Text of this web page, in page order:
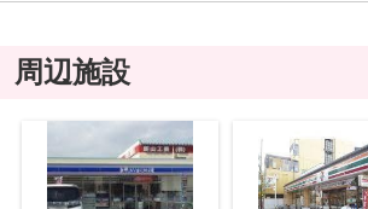
周辺施設